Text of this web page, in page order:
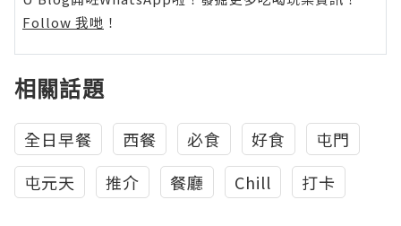
Follow 我哋 ！
相關話題
全日早餐 西餐 必食 好食
屯門
屯元天
推介 餐廳 Chill 打卡